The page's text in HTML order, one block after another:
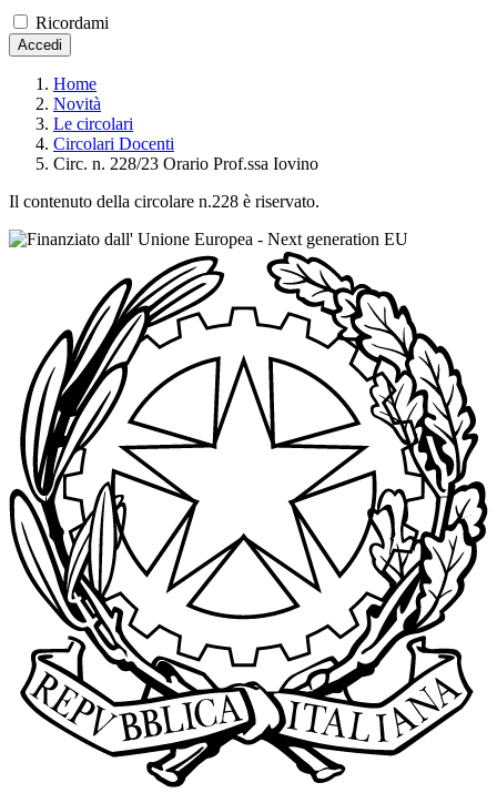
Ricordami
Accedi
Home
Novità
Le circolari
Circolari Docenti
Circ. n. 228/23 Orario Prof.ssa Iovino
Il contenuto della circolare n.228 è riservato.